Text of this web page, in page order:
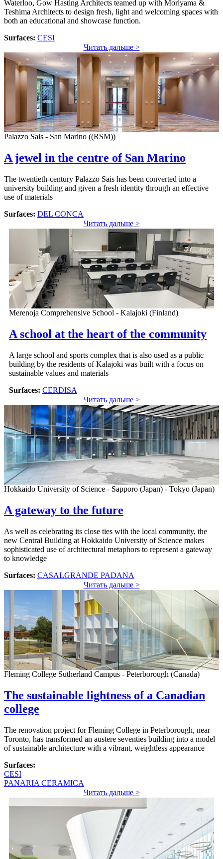
Waterloo, Gow Hasting Architects teamed up with Moriyama &
Teshima Architects to design fresh, light and welcoming spaces with
both an educational and showcase function.
Surfaces: CESI
Читать дальше >
Palazzo Sais - San Marino ((RSM))
A jewel in the centre of San Marino
The twentieth-century Palazzo Sais has been converted into a
university building and given a fresh identity through an effective
use of materials
Surfaces: DEL CONCA
Читать дальше >
Merenoja Comprehensive School - Kalajoki (Finland)
A school at the heart of the community
A large school and sports complex that is also used as a public
building by the residents of Kalajoki was built with a focus on
sustainable values and materials
Surfaces: CERDISA
Читать дальше >
Hokkaido University of Science - Sapporo (Japan) - Tokyo (Japan)
A gateway to the future
As well as celebrating its close ties with the local community, the
new Central Building at Hokkaido University of Science makes
sophisticated use of architectural metaphors to represent a gateway
to knowledge
Surfaces: CASALGRANDE PADANA
Читать дальше >
Fleming College Sutherland Campus - Peterborough (Canada)
The sustainable lightness of a Canadian
college
The renovation project for Fleming College in Peterborough, near
Toronto, has transformed an austere seventies building into a model
of sustainable architecture with a vibrant, weightless appearance
Surfaces:
CESI
PANARIA CERAMICA
Читать дальше >